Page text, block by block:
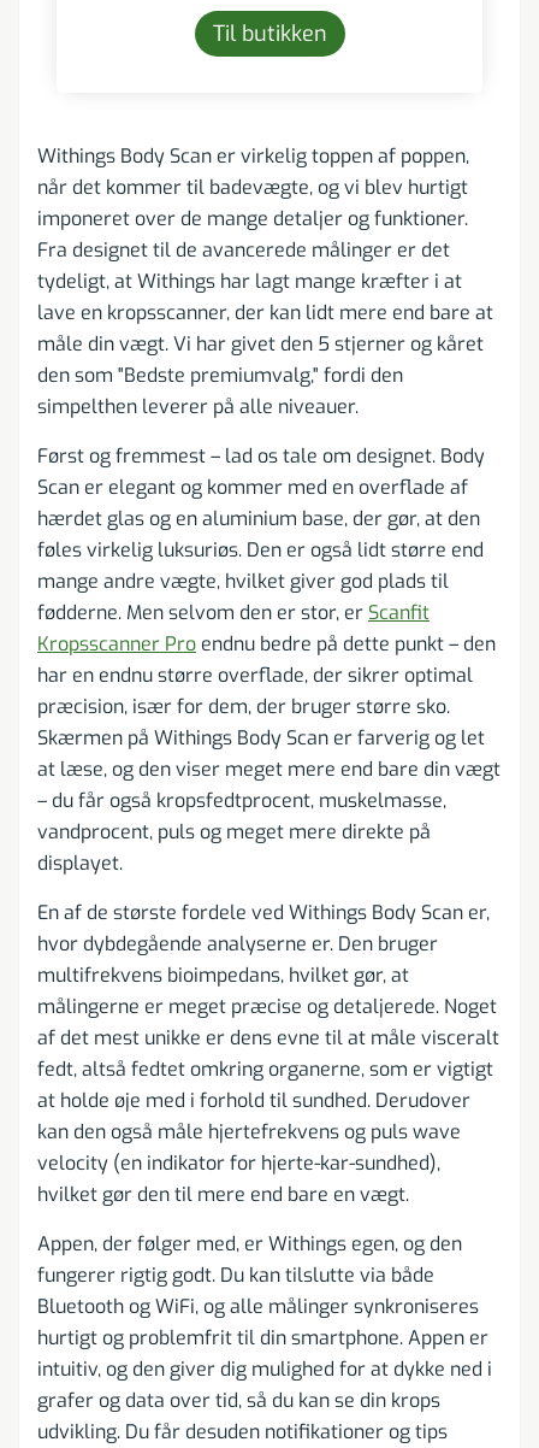
Til butikken
Withings Body Scan er virkelig toppen af poppen,
når det kommer til badevægte, og vi blev hurtigt
imponeret over de mange detaljer og funktioner.
Fra designet til de avancerede målinger er det
tydeligt, at Withings har lagt mange kræfter i at
lave en kropsscanner, der kan lidt mere end bare at
måle din vægt. Vi har givet den 5 stjerner og kåret
den som "Bedste premiumvalg," fordi den
simpelthen leverer på alle niveauer.
Først og fremmest – lad os tale om designet. Body
Scan er elegant og kommer med en overflade af
hærdet glas og en aluminium base, der gør, at den
føles virkelig luksuriøs. Den er også lidt større end
mange andre vægte, hvilket giver god plads til
fødderne. Men selvom den er stor, er Scanfit
Kropsscanner Pro endnu bedre på dette punkt – den
har en endnu større overflade, der sikrer optimal
præcision, især for dem, der bruger større sko.
Skærmen på Withings Body Scan er farverig og let
at læse, og den viser meget mere end bare din vægt
– du får også kropsfedtprocent, muskelmasse,
vandprocent, puls og meget mere direkte på
displayet.
En af de største fordele ved Withings Body Scan er,
hvor dybdegående analyserne er. Den bruger
multifrekvens bioimpedans, hvilket gør, at
målingerne er meget præcise og detaljerede. Noget
af det mest unikke er dens evne til at måle visceralt
fedt, altså fedtet omkring organerne, som er vigtigt
at holde øje med i forhold til sundhed. Derudover
kan den også måle hjertefrekvens og puls wave
velocity (en indikator for hjerte-kar-sundhed),
hvilket gør den til mere end bare en vægt.
Appen, der følger med, er Withings egen, og den
fungerer rigtig godt. Du kan tilslutte via både
Bluetooth og WiFi, og alle målinger synkroniseres
hurtigt og problemfrit til din smartphone. Appen er
intuitiv, og den giver dig mulighed for at dykke ned i
grafer og data over tid, så du kan se din krops
udvikling. Du får desuden notifikationer og tips